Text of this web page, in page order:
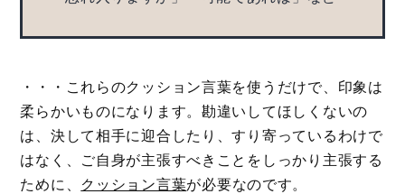
・・・これらのクッション言葉を使うだけで、印象は
柔らかいものになります。勘違いしてほしくないの
は、決して相手に迎合したり、すり寄っているわけで
はなく、ご自身が主張すべきことをしっかり主張する
ために、
クッション言葉が必要なのです。